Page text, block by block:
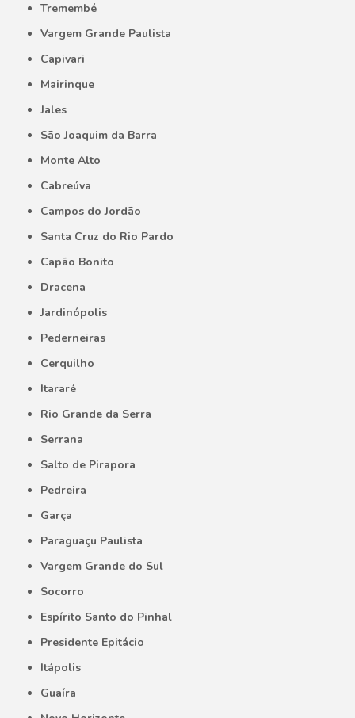
Tremembé
Vargem Grande Paulista
Capivari
Mairinque
Jales
São Joaquim da Barra
Monte Alto
Cabreúva
Campos do Jordão
Santa Cruz do Rio Pardo
Capão Bonito
Dracena
Jardinópolis
Pederneiras
Cerquilho
Itararé
Rio Grande da Serra
Serrana
Salto de Pirapora
Pedreira
Garça
Paraguaçu Paulista
Vargem Grande do Sul
Socorro
Espírito Santo do Pinhal
Presidente Epitácio
Itápolis
Guaíra